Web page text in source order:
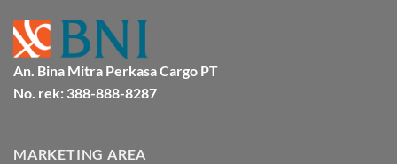
An. Bina Mitra Perkasa Cargo PT
No. rek: 388-888-8287
MARKETING AREA